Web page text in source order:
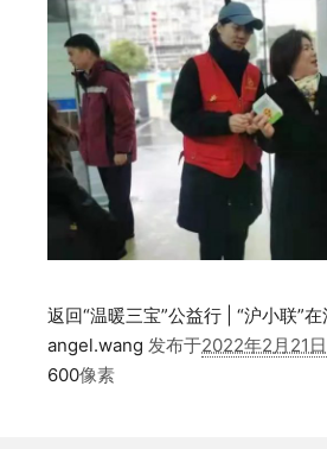
返回“温暖三宝”公益行 | “沪小联”
angel.wang 发布于2022年2月21日
600像素